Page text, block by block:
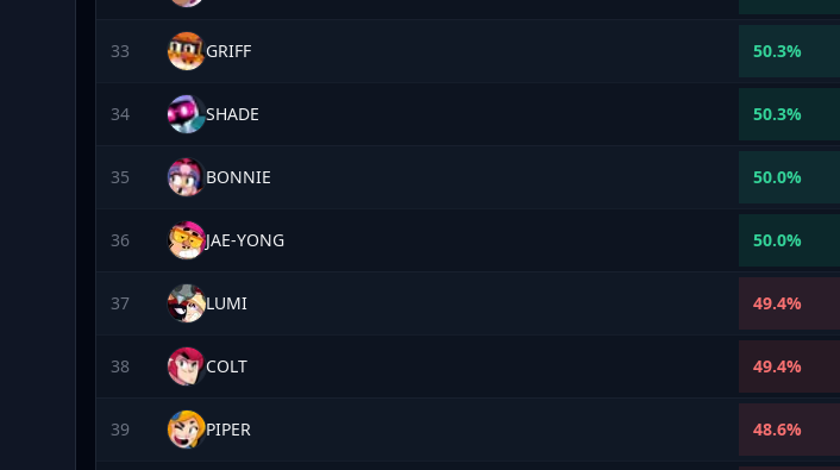
33 GRIFF 50.3%
34 SHADE 50.3%
35 BONNIE 50.0%
36 JAE-YONG 50.0%
37 LUMI 49.4%
38 COLT 49.4%
39 PIPER 48.6%